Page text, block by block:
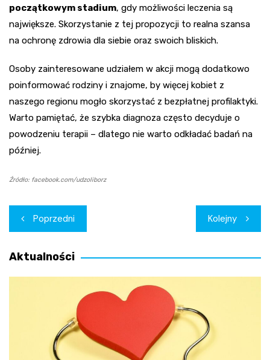
początkowym stadium, gdy możliwości leczenia są
największe. Skorzystanie z tej propozycji to realna szansa
na ochronę zdrowia dla siebie oraz swoich bliskich.
Osoby zainteresowane udziałem w akcji mogą dodatkowo
poinformować rodziny i znajome, by więcej kobiet z
naszego regionu mogło skorzystać z bezpłatnej profilaktyki.
Warto pamiętać, że szybka diagnoza często decyduje o
powodzeniu terapii – dlatego nie warto odkładać badań na
później.
Źródło: facebook.com/udzoliborz
Nawigacja
wpisu
Poprzedni Kolejny
Aktualności